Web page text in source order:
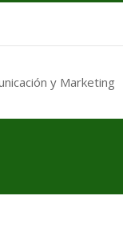
y Marketing